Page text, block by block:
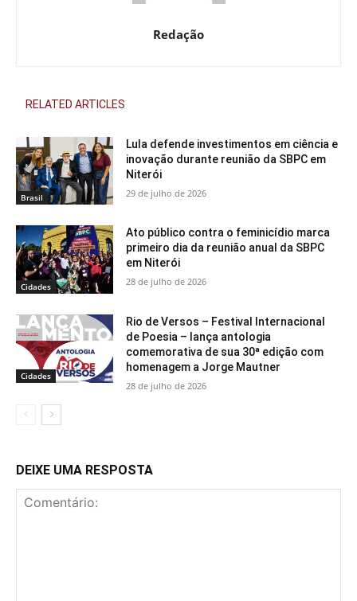
Redação
RELATED ARTICLES
Brasil
Lula defende investimentos em ciência e
inovação durante reunião da SBPC em
Niterói
29 de julho de 2026
Cidades
Ato público contra o feminicídio marca
primeiro dia da reunião anual da SBPC
em Niterói
28 de julho de 2026
Cidades
Rio de Versos – Festival Internacional
de Poesia – lança antologia
comemorativa de sua 30ª edição com
homenagem a Jorge Mautner
28 de julho de 2026
DEIXE UMA RESPOSTA